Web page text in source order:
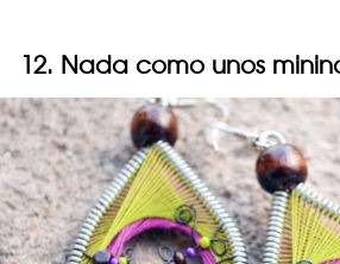
12. Nada como unos